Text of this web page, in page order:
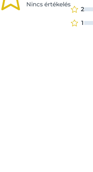
Nincs értékelés
2
1